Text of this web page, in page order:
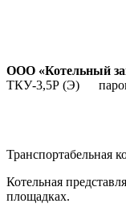
ООО «Котельный
ТКУ-3,5Р (Э)
Транспортабельная
Котельная
площадках.